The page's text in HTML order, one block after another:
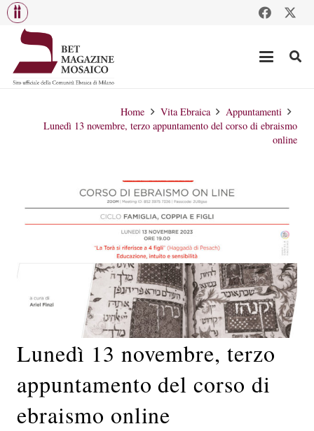
Home Vita Ebraica
Appuntamenti
Lunedì 13 novembre, terzo appuntamento del corso di ebraismo
online
Lunedì 13 novembre, terzo
appuntamento del corso di
ebraismo online